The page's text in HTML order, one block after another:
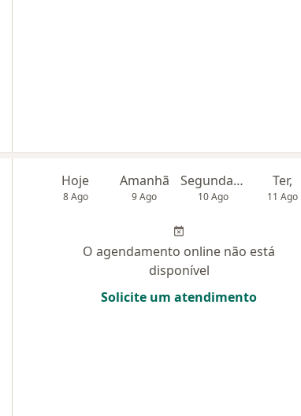
Hoje
8 Ago
Amanhã
9 Ago
Segunda-feira
10 Ago
Ter,
11 Ago
O agendamento online não está
disponível
Solicite um atendimento